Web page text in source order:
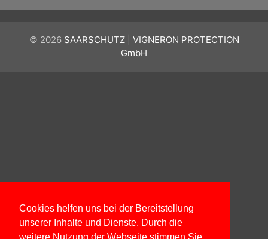
Cookies helfen uns bei der Bereitstellung
unserer Inhalte und Dienste. Durch die
© 2026 SAARSCHUTZ| VIGNERON PROTECTION
GmbH